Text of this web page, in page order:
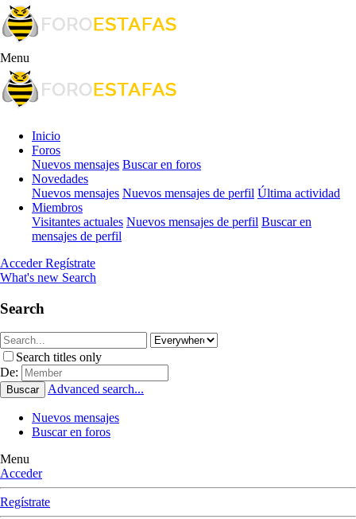
Menu
Inicio
Foros
Nuevos mensajes Buscar en foros
Novedades
Nuevos mensajes Nuevos mensajes de perfil Última actividad
Miembros
Visitantes actuales Nuevos mensajes de perfil Buscar en
mensajes de perfil
Acceder Regístrate
What's new Search
Search
Search titles only
De:
Buscar Advanced search...
Nuevos mensajes
Buscar en foros
Menu
Acceder
Regístrate